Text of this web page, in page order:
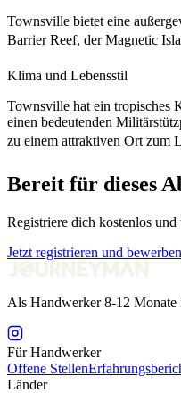
Townsville bietet eine
Barrier Reef, der Magnetic
Klima und Lebensstil
Townsville hat ein tropisches
einen bedeutenden
zu einem attraktiven Ort zum
Bereit für dieses
Registriere dich kostenlos
Jetzt registrieren und bewerben
Als Handwerker 8-12 Monate
Für Handwerker
Offene Stellen
Länder